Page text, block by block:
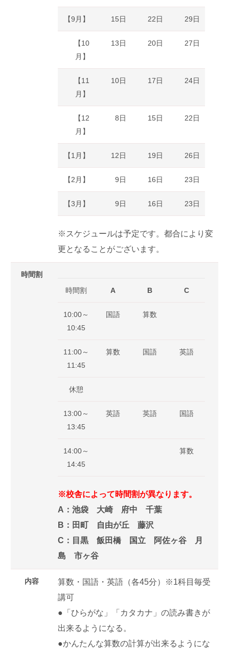
【9月 】 15日 22日 29日
【10
月】
13日 20日 27日
【11
月】
10日 17日 24日
【12
月】
8日 15日 22日
【1月】 12日 19日 26日
【2月】 9日 16日 23日
【3月】 9日 16日 23日
※スケジュールは予定です。都合により変
更となることがございます。
時間割
時間割
A B C
10:00～
10:45
国語 算数
11:00～
11:45
算数 国語 英語
休憩
13:00～
13:45
英語 英語 国語
14:00～
14:45
算数
※校舎によって時間割が異なります。
A：池袋 大崎 府中 千葉
B：田町 自由が丘 藤沢
C：目黒 飯田橋 国立 阿佐ヶ谷 月
島 市ヶ谷
内容
算数・国語・英語（各45分）※1科目毎受
講可
●「ひらがな」「カタカナ」の読み書きが
出来るようになる。
●かんたんな算数の計算が出来るようにな